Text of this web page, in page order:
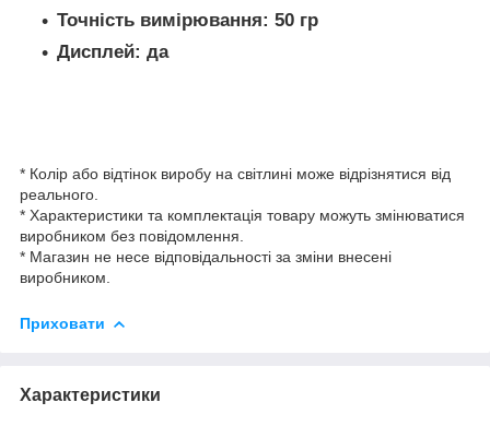
Точність вимірювання: 50 гр
Дисплей: да
* Колір або відтінок виробу на світлині може відрізнятися від
реального.
* Характеристики та комплектація товару можуть змінюватися
виробником без повідомлення.
* Магазин не несе відповідальності за зміни внесені
виробником.
Приховати
Характеристики